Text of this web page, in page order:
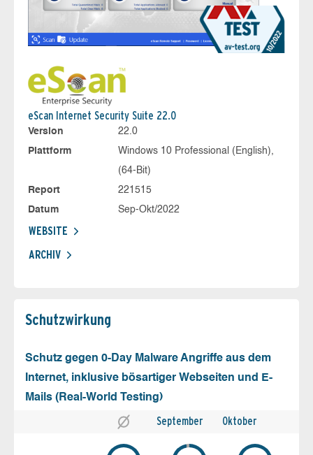
eScan Internet Security Suite 22.0
Version
22.0
Plattform
Windows 10 Professional (English),
(64-Bit)
Report
221515
Datum
Sep-Okt/2022
WEBSITE
ARCHIV
Schutz­wirkung
Schutz gegen 0-Day Malware Angriffe aus dem
Internet, inklusive bösartiger Webseiten und E-
Mails (Real-World Testing)
September Oktober